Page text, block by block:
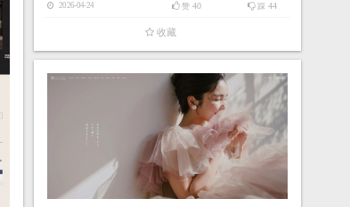
2026-04-24 踩 44
赞40
收藏